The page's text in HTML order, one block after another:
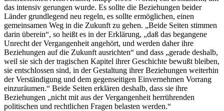
das intensiv gerungen wurde. Es sollte die Beziehungen beider
Länder grundlegend neu regeln, es sollte ermöglichen, einen
gemeinsamen Weg in die Zukunft zu gehen. „Beide Seiten stimmen
darin überein“, so heißt es in der Erklärung, „daß das begangene
Unrecht der Vergangenheit angehört, und werden daher ihre
Beziehungen auf die Zukunft ausrichten“ und dass „gerade deshalb,
weil sie sich der tragischen Kapitel ihrer Geschichte bewußt bleiben,
sie entschlossen sind, in der Gestaltung ihrer Beziehungen weiterhin
der Verständigung und dem gegenseitigen Einvernehmen Vorrang
einzuräumen.“ Beide Seiten erklären deshalb, dass sie ihre
Beziehungen „nicht mit aus der Vergangenheit herrührenden
politischen und rechtlichen Fragen belasten werden.“